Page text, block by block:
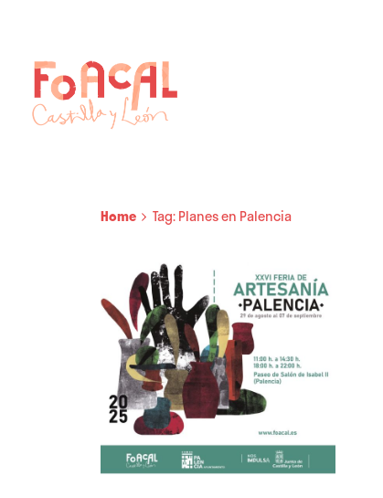
content
Home Tag: Planes en Palencia